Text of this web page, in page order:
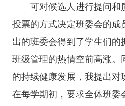
可对候选人进行提问和
投票的方式决定班委会的成
出的班委会得到了学生们
班级管理的热情空前高涨。
的持续健康发展，我提出对
在每学期初，要求全体班委